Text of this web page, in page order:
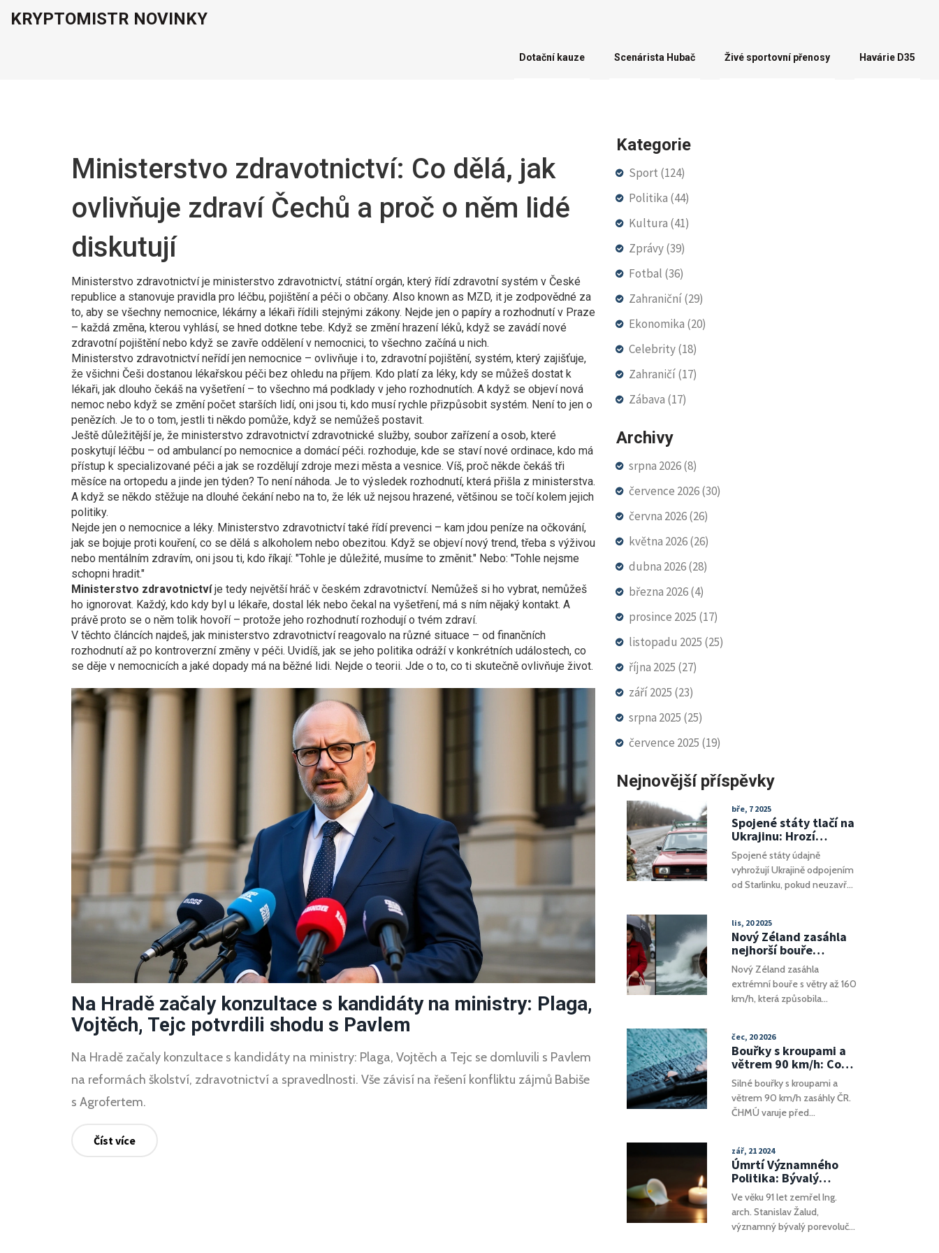
KRYPTOMISTR NOVINKY
Dotační kauze Scenárista Hubač Živé sportovní přenosy Havárie D35
Ministerstvo zdravotnictví: Co dělá, jak
ovlivňuje zdraví Čechů a proč o něm lidé
diskutují
Ministerstvo zdravotnictví je ministerstvo zdravotnictví, státní orgán, který řídí zdravotní systém v České
republice a stanovuje pravidla pro léčbu, pojištění a péči o občany. Also known as MZD, it je zodpovědné za
to, aby se všechny nemocnice, lékárny a lékaři řídili stejnými zákony. Nejde jen o papíry a rozhodnutí v Praze
– každá změna, kterou vyhlásí, se hned dotkne tebe. Když se změní hrazení léků, když se zavádí nové
zdravotní pojištění nebo když se zavře oddělení v nemocnici, to všechno začíná u nich.
Ministerstvo zdravotnictví neřídí jen nemocnice – ovlivňuje i to, zdravotní pojištění, systém, který zajišťuje,
že všichni Češi dostanou lékařskou péči bez ohledu na příjem. Kdo platí za léky, kdy se můžeš dostat k
lékaři, jak dlouho čekáš na vyšetření – to všechno má podklady v jeho rozhodnutích. A když se objeví nová
nemoc nebo když se změní počet starších lidí, oni jsou ti, kdo musí rychle přizpůsobit systém. Není to jen o
penězích. Je to o tom, jestli ti někdo pomůže, když se nemůžeš postavit.
Ještě důležitější je, že ministerstvo zdravotnictví zdravotnické služby, soubor zařízení a osob, které
poskytují léčbu – od ambulancí po nemocnice a domácí péči. rozhoduje, kde se staví nové ordinace, kdo má
přístup k specializované péči a jak se rozdělují zdroje mezi města a vesnice. Víš, proč někde čekáš tři
měsíce na ortopedu a jinde jen týden? To není náhoda. Je to výsledek rozhodnutí, která přišla z ministerstva.
A když se někdo stěžuje na dlouhé čekání nebo na to, že lék už nejsou hrazené, většinou se točí kolem jejich
politiky.
Nejde jen o nemocnice a léky. Ministerstvo zdravotnictví také řídí prevenci – kam jdou peníze na očkování,
jak se bojuje proti kouření, co se dělá s alkoholem nebo obezitou. Když se objeví nový trend, třeba s výživou
nebo mentálním zdravím, oni jsou ti, kdo říkají: "Tohle je důležité, musíme to změnit." Nebo: "Tohle nejsme
schopni hradit."
Ministerstvo zdravotnictvíje tedy největší hráč v českém zdravotnictví. Nemůžeš si ho vybrat, nemůžeš
ho ignorovat. Každý, kdo kdy byl u lékaře, dostal lék nebo čekal na vyšetření, má s ním nějaký kontakt. A
právě proto se o něm tolik hovoří – protože jeho rozhodnutí rozhodují o tvém zdraví.
V těchto článcích najdeš, jak ministerstvo zdravotnictví reagovalo na různé situace – od finančních
rozhodnutí až po kontroverzní změny v péči. Uvidíš, jak se jeho politika odráží v konkrétních událostech, co
se děje v nemocnicích a jaké dopady má na běžné lidi. Nejde o teorii. Jde o to, co ti skutečně ovlivňuje život.
Na Hradě začaly konzultace s kandidáty na ministry: Plaga,
Vojtěch, Tejc potvrdili shodu s Pavlem
Na Hradě začaly konzultace s kandidáty na ministry: Plaga, Vojtěch a Tejc se domluvili s Pavlem
na reformách školství, zdravotnictví a spravedlnosti. Vše závisí na řešení konfliktu zájmů Babiše
s Agrofertem.
Číst více
Kategorie
Sport (124)
Politika (44)
Kultura (41)
Zprávy(39)
Fotbal (36)
Zahraniční(29)
Ekonomika (20)
Celebrity(18)
Zahraničí(17)
Zábava (17)
Archivy
srpna 2026(8)
července 2026(30)
června 2026(26)
května 2026(26)
dubna 2026(28)
března 2026(4)
prosince 2025 (17)
listopadu 2025 (25)
října 2025 (27)
září 2025 (23)
srpna 2025 (25)
července 2025 (19)
Nejnovější příspěvky
bře, 7 2025
Spojené státy tlačí na
Ukrajinu: Hrozí
odpojením Starlinku
kvůli minerálům
Spojené státy údajně
vyhrožují Ukrajině odpojením
od Starlinku, pokud neuzavře
Ukrajinský prezident
Zelenskyj odmítl počáteční
návrh USA, což vyvolalo
napětí mezi oběma zeměmi.
Elon Musk popřel pravdivost
těchto obvinění, zatímco
dohoda je téměř u konce.
lis, 20 2025
Nový Zéland zasáhla
nejhorší bouře
desetiletí: 160 km/h
větry, nouzový stav a
smrt 58letého muže
Nový Zéland zasáhla
extrémní bouře s větry až 160
km/h, která způsobila
život 58letého muže.
Premier Luxon slíbil 15
milionů dolarů na pomoc.
čec, 20 2026
Bouřky s kroupami a
větrem 90 km/h: Co
ukazuje radar?
Silné bouřky s kroupami a
větrem 90 km/h zasáhly ČR.
ČHMÚ varuje před
Moravu.
zář, 21 2024
Úmrtí Významného
Politika: Bývalý
Porevoluční Poslanec
Stanislav Žalud Nás
Opustil
Ve věku 91 let zemřel Ing.
arch. Stanislav Žalud,
významný bývalý porevoluční